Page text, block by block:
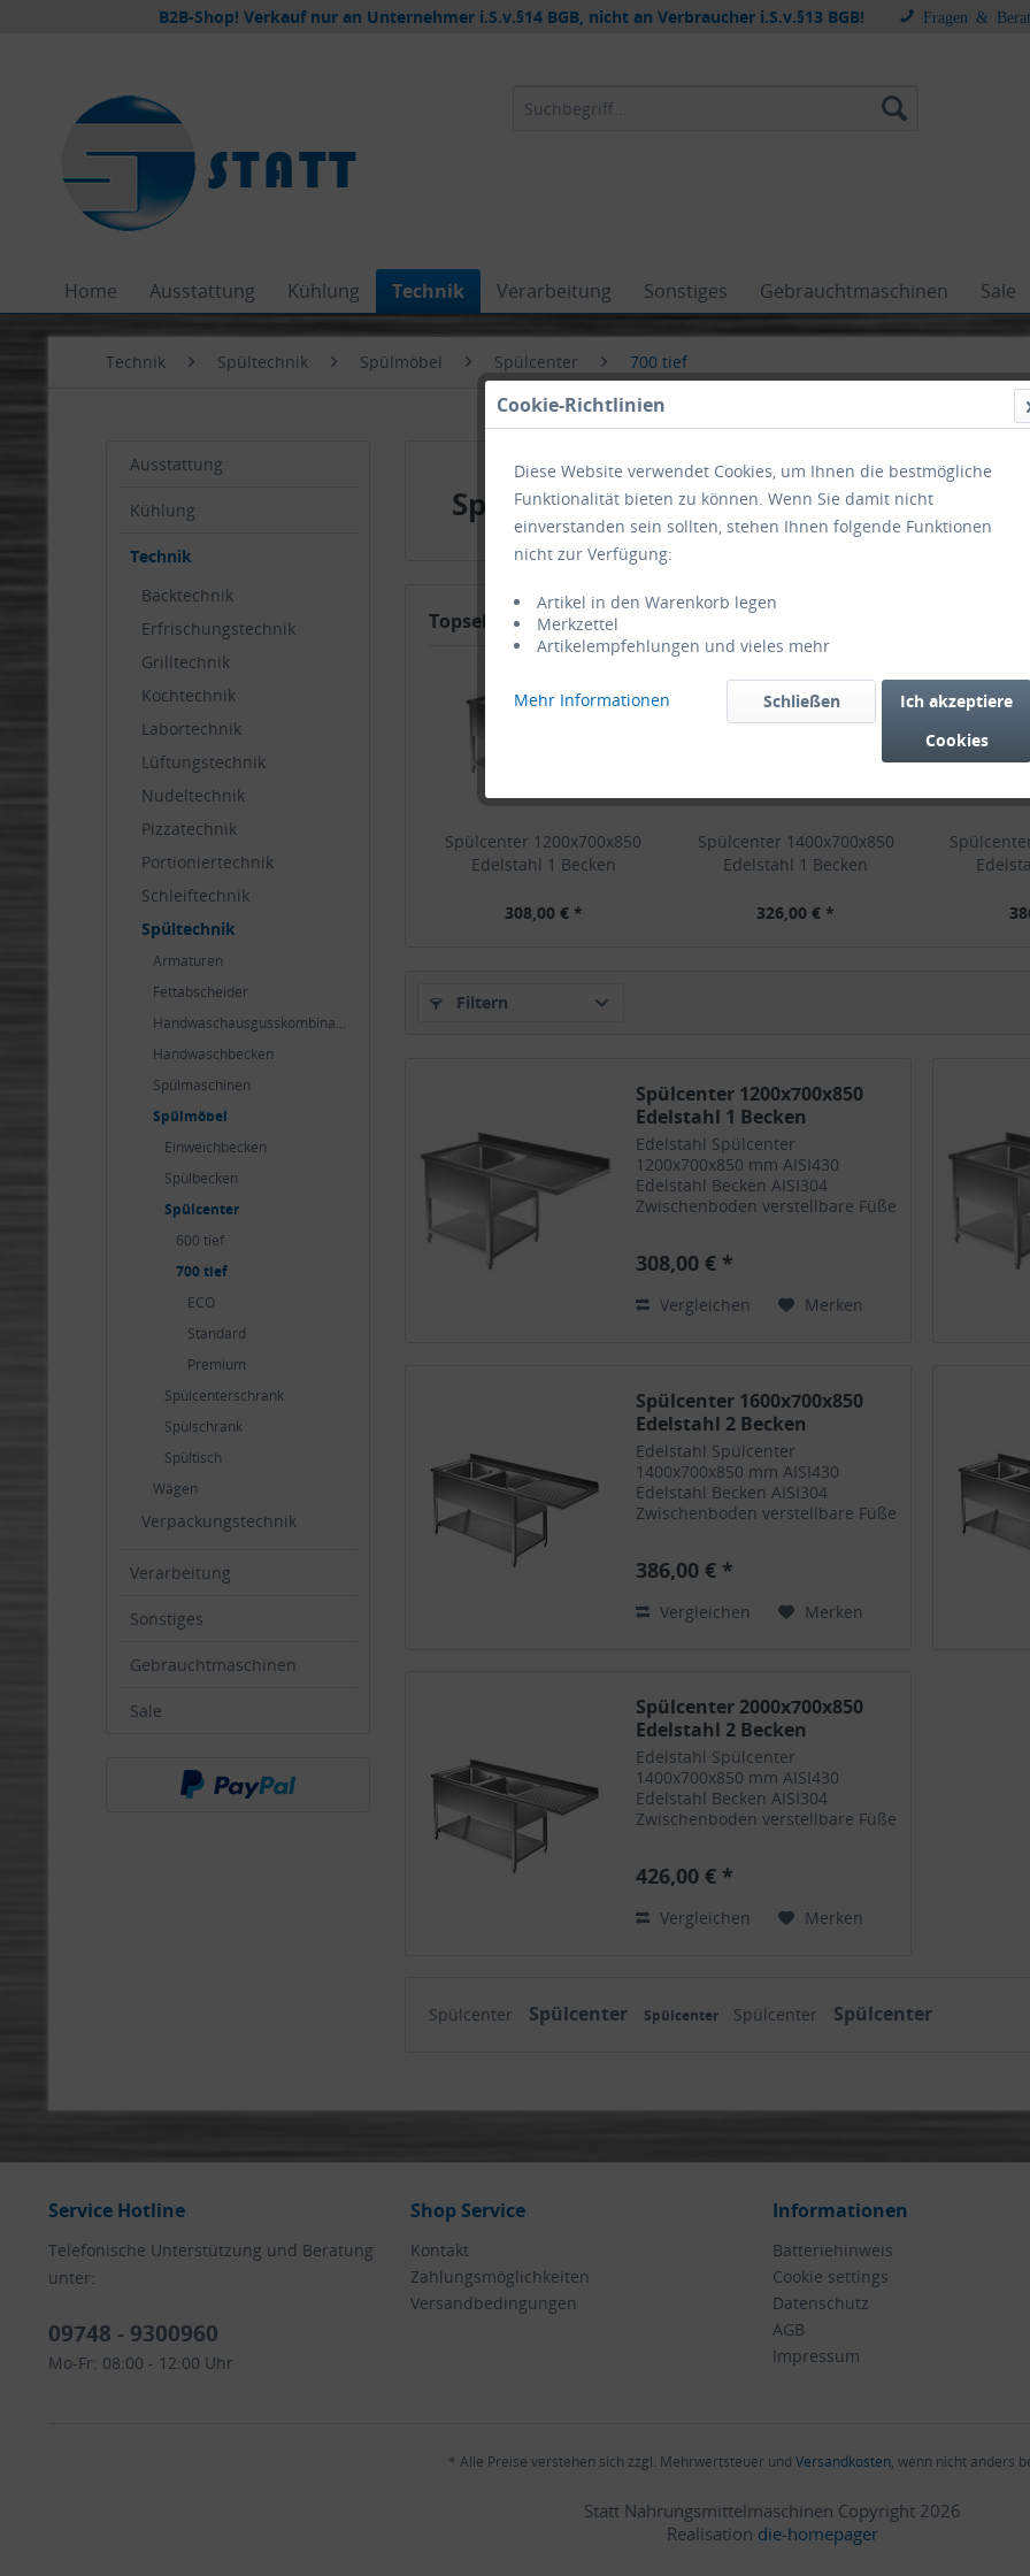
B2B-Shop! Verkauf nur an Unternehmer i.S.v.§14 BGB, nicht an Verbraucher i.S.v.§13 BGB! Fragen &
Home Ausstattung Kühlung Technik Verarbeitung Sonstiges Gebrauchtmaschinen Sale
Technik Spültechnik Spülmöbel Spülcenter 700 tief
Ausstattung
Kühlung
Technik
Backtechnik
Erfrischungstechnik
Grilltechnik
Kochtechnik
Labortechnik
Lüftungstechnik
Nudeltechnik
Pizzatechnik
Portioniertechnik
Schleiftechnik
Spültechnik
Armaturen
Fettabscheider
Handwaschausgusskombinationen
Handwaschbecken
Spülmaschinen
Spülmöbel
Einweichbecken
Spülbecken
Spülcenter
600 tief
700 tief
ECO
Standard
Premium
Spülcenterschrank
Spülschrank
Spültisch
Wägen
Verpackungstechnik
Verarbeitung
Sonstiges
Gebrauchtmaschinen
Sale
Spülcenter 700 tief
Topseller
Spülcenter 1200x700x850
Edelstahl 1 Becken
308,00 € *
Spülcenter 1400x700x850
Edelstahl 1 Becken
326,00 € *
Filtern
Spülcenter 1200x700x850
Edelstahl 1 Becken
Edelstahl Spülcenter
1200x700x850 mm AISI430
Edelstahl Becken AISI304
Zwischenboden verstellbare Füße
308,00 € *
Vergleichen Merken
Spülcenter 1600x700x850
Edelstahl 2 Becken
Edelstahl Spülcenter
1400x700x850 mm AISI430
Edelstahl Becken AISI304
Zwischenboden verstellbare Füße
386,00 € *
Vergleichen Merken
Spülcenter 2000x700x850
Edelstahl 2 Becken
Edelstahl Spülcenter
1400x700x850 mm AISI430
Edelstahl Becken AISI304
Zwischenboden verstellbare Füße
426,00 € *
Vergleichen Merken
Spülcenter Spülcenter Spülcenter Spülcenter Spülcenter
Service Hotline
Telefonische Unterstützung und Beratung
unter:
09748 - 9300960
Mo-Fr: 08:00 - 12:00 Uhr
Shop Service
Kontakt
Zahlungsmöglichkeiten
Versandbedingungen
Informationen
Batteriehinweis
Cookie settings
Datenschutz
AGB
Impressum
* Alle Preise verstehen sich zzgl. Mehrwertsteuer und Versandkosten, wenn nicht anders
Statt Nahrungsmittelmaschinen Copyright 2026
Realisation die-homepager
Cookie-Richtlinien
Diese Website verwendet Cookies, um Ihnen die bestmögliche
Funktionalität bieten zu können. Wenn Sie damit nicht
einverstanden sein sollten, stehen Ihnen folgende Funktionen
nicht zur Verfügung:
Artikel in den Warenkorb legen
Merkzettel
Artikelempfehlungen und vieles mehr
Mehr Informationen
Ich akzeptiere
Cookies
Schließen